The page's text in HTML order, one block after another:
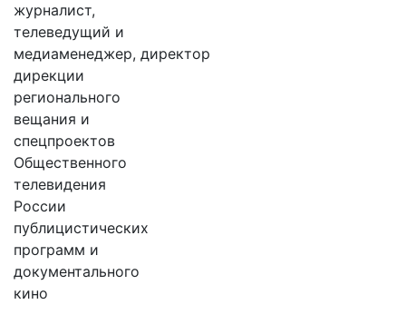
журналист,
телеведущий и
медиаменеджер, директор
дирекции
регионального
вещания и
спецпроектов
Общественного
телевидения
России
публицистических
программ и
документального
кино